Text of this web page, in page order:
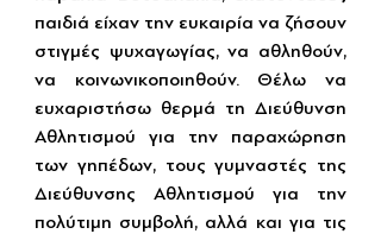
παιδιά είχαν την ευκαιρία να ζήσουν
στιγμές ψυχαγωγίας, να αθληθούν,
να κοινωνικοποιηθούν. Θέλω να
ευχαριστήσω θερμά τη Διεύθυνση
Αθλητισμού για την παραχώρηση
των γηπέδων, τους γυμναστές της
Διεύθυνσης Αθλητισμού για την
πολύτιμη συμβολή, αλλά και για τις